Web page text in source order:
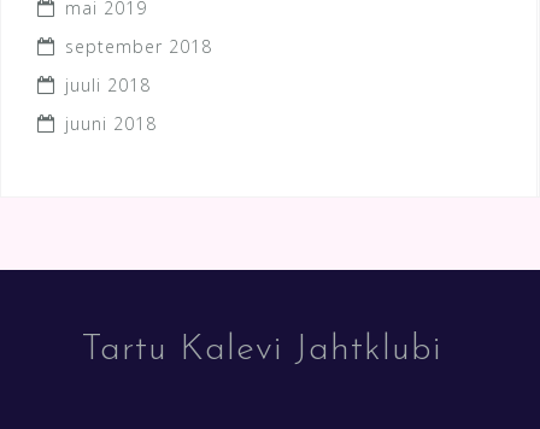
mai 2019
september 2018
juuli 2018
juuni 2018
Tartu Kalevi Jahtklubi